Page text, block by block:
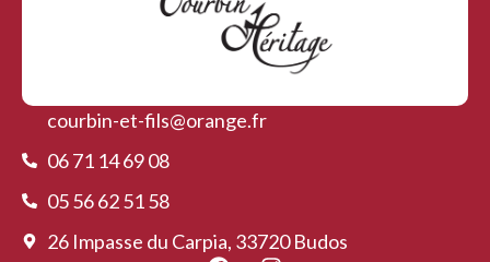
courbin-et-fils@orange.fr
06 71 14 69 08
05 56 62 51 58
26 Impasse du Carpia, 33720 Budos